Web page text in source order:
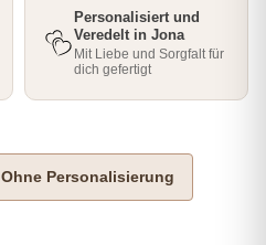
Personalisiert und
Veredelt in Jona
Mit Liebe und Sorgfalt für
dich gefertigt
Ohne Personalisierung